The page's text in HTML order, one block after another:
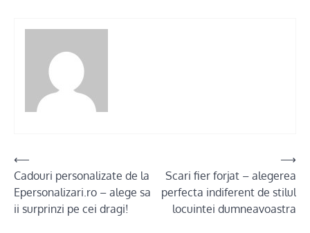
Post
navigation
⟵
Cadouri personalizate de la
Epersonalizari.ro – alege sa
ii surprinzi pe cei dragi!
Scari fier forjat – alegerea
perfecta indiferent de stilul
locuintei dumneavoastra
⟶